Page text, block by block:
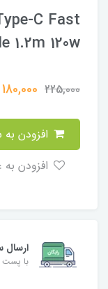
C Fast
1.2m 120w
225,000
180,000
ارسال
با پست